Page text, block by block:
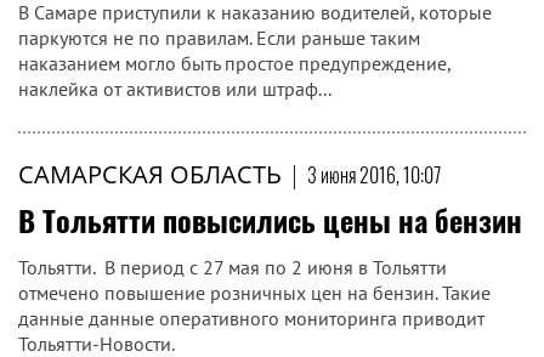
В Самаре приступили к наказанию водителей, которые
паркуются не по правилам. Если раньше таким
наказанием могло быть простое предупреждение,
наклейка от активистов или штраф...
САМАРСКАЯ ОБЛАСТЬ | 3 июня 2016, 10:07
В Тольятти повысились цены на бензин
Тольятти. В период с 27 мая по 2 июня в Тольятти
отмечено повышение розничных цен на бензин. Такие
данные данные оперативного мониторинга приводит
Тольятти-Новости.